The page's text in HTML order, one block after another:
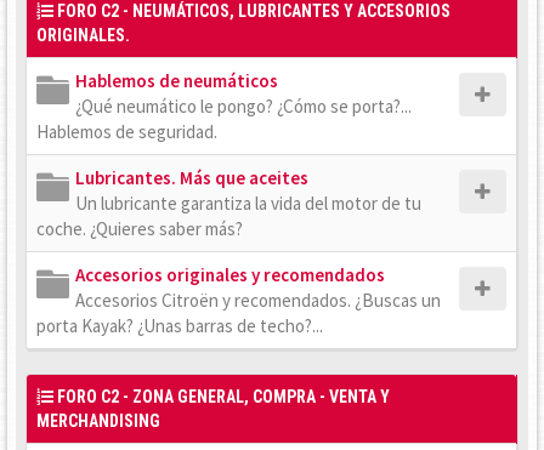
FORO C2 - NEUMÁTICOS, LUBRICANTES Y ACCESORIOS
ORIGINALES.
Hablemos de neumáticos
¿Qué neumático le pongo? ¿Cómo se porta?...
Hablemos de seguridad.
Lubricantes. Más que aceites
Un lubricante garantiza la vida del motor de tu
coche. ¿Quieres saber más?
Accesorios originales y recomendados
Accesorios Citroën y recomendados. ¿Buscas un
porta Kayak? ¿Unas barras de techo?...
FORO C2 - ZONA GENERAL, COMPRA - VENTA Y
MERCHANDISING